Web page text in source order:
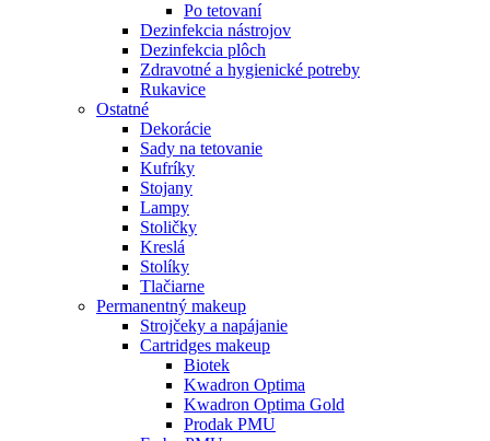
Po tetovaní
Dezinfekcia nástrojov
Dezinfekcia plôch
Zdravotné a hygienické potreby
Rukavice
Ostatné
Dekorácie
Sady na tetovanie
Kufríky
Stojany
Lampy
Stoličky
Kreslá
Stolíky
Tlačiarne
Permanentný makeup
Strojčeky a napájanie
Cartridges makeup
Biotek
Kwadron Optima
Kwadron Optima Gold
Prodak PMU